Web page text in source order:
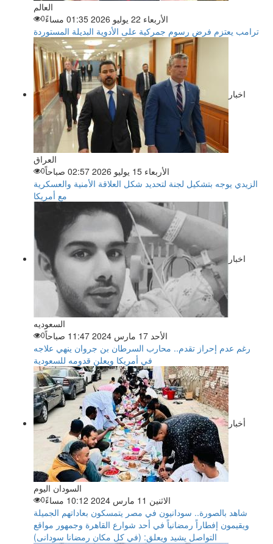
العالم
الأربعاء 22 يوليو 2026 01:35 مساءً
0
ترامب يعتزم فرض رسوم جمركية على الأدوية البديلة المستوردة
اخبار
العراق
الأربعاء 15 يوليو 2026 02:57 صباحاً
0
الزيدي يوجه بتشكيل لجنة لتحديد شكل العلاقة الأمنية والعسكرية
مع أمريكا
اخبار
السعوديه
الأحد 17 مارس 2024 11:47 صباحاً
0
رغم عدم إحراز تقدم.. محارب السرطان بن جروان ينهي علاجه
في أمريكا ويعلن قدومه للسعودية
أخبار
السودان اليوم
الاثنين 11 مارس 2024 10:12 مساءً
0
شاهد بالصورة.. سودانيون في مصر يتمسكون بعاداتهم الجميلة
ويقيمون إفطاراً رمضانياً في أحد شوارع القاهرة وجمهور مواقع
التواصل يشيد ويعلق: (في كل مكان رمضانا سودانى)